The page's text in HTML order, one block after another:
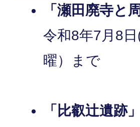
「瀬田廃寺と
令和8年7月8
曜）まで
「比叡辻遺跡」